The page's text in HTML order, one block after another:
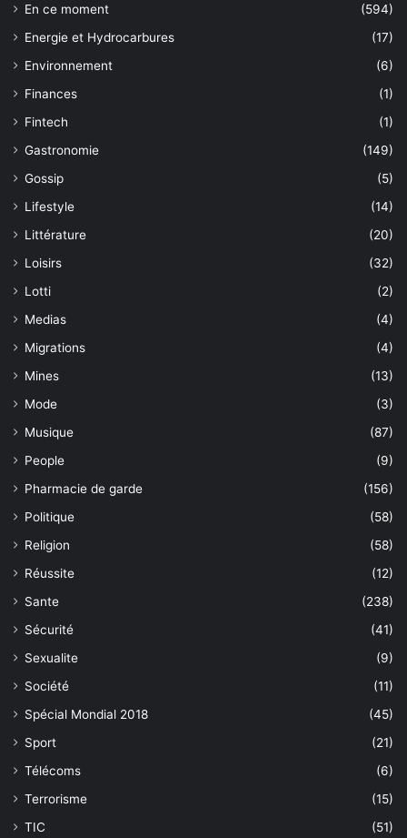
En ce moment
(594)
Energie et Hydrocarbures
(17)
Environnement
(6)
Finances
(1)
Fintech
(1)
Gastronomie
(149)
Gossip
(5)
Lifestyle
(14)
Littérature
(20)
Loisirs
(32)
Lotti
(2)
Medias
(4)
Migrations
(4)
Mines
(13)
Mode
(3)
Musique
(87)
People
(9)
Pharmacie de garde
(156)
Politique
(58)
Religion
(58)
Réussite
(12)
Sante
(238)
Sécurité
(41)
Sexualite
(9)
Société
(11)
Spécial Mondial 2018
(45)
Sport
(21)
Télécoms
(6)
Terrorisme
(15)
TIC
(51)